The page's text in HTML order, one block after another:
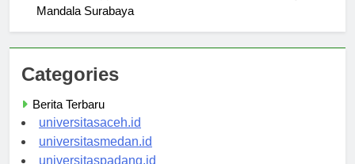
Research Opportunities at Universitas Katolik Widya
Categories
Berita Terbaru
universitasaceh.id
universitasmedan.id